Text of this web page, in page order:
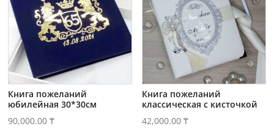
Книга пожеланий
юбилейная 30*30см
90,000.00₸
Книга пожеланий
классическая с кисточкой
42,000.00₸